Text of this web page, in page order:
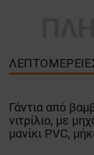
Γάντια από
νιτρίλιο, με
μανίκι PVC,